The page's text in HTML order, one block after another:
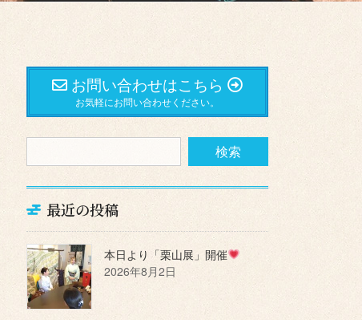
お問い合わせはこちら
お気軽にお問い合わせください。
最近の投稿
本日より「栗山展」開催
2026年8月2日